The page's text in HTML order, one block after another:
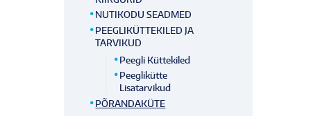
NUTIKODU SEADMED
PEEGLIKÜTTEKILED JA
TARVIKUD
Peegli Küttekiled
Peeglikütte
Lisatarvikud
PÕRANDAKÜTE